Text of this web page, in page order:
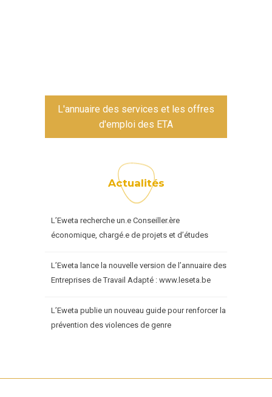
L'annuaire des services et les offres
d'emploi des ETA
Actualités
L’Eweta recherche un.e Conseiller.ère
économique, chargé.e de projets et d’études
L’Eweta lance la nouvelle version de l’annuaire des
Entreprises de Travail Adapté : www.leseta.be
L’Eweta publie un nouveau guide pour renforcer la
prévention des violences de genre